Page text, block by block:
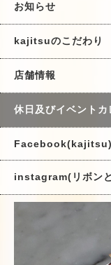
お知らせ
kajitsuのこだわり
店舗情報
休日及びイベントカ
Facebook(kajitsu)
instagram(リボン